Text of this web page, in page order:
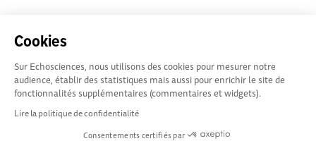
Cookies
Sur Echosciences, nous utilisons des cookies pour mesurer notre
audience, établir des statistiques mais aussi pour enrichir le site de
fonctionnalités supplémentaires (commentaires et widgets).
Lire la politique de confidentialité
Consentements certifiés par